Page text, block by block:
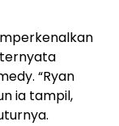
ternyata
“Ryan
ia tampil,